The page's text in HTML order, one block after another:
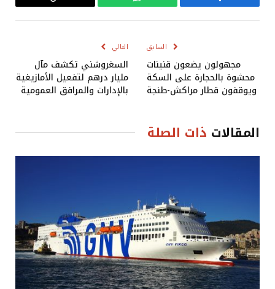
فيسبوك واتساب
Copy
السابق
مجهولون يضعون قنينات
محشوة بالحجارة على السكة
ويوقفون قطار مراكش-طنجة
التالي
السغروشني تكشف مآل
مليار درهم لتفعيل الأمازيغية
بالإدارات والمرافق العمومية
المقالات ذات الصلة